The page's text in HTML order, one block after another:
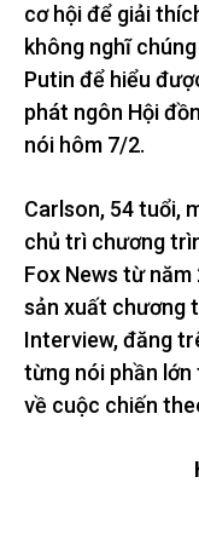
cơ hội để giải
không nghĩ
Putin để hiểu
phát ngôn Hội
nói hôm 7/2.
Carlson, 54 tuổi,
chủ trì chương
Fox News từ năm
sản xuất chương
Interview, đăng
từng nói phần
về cuộc chiến